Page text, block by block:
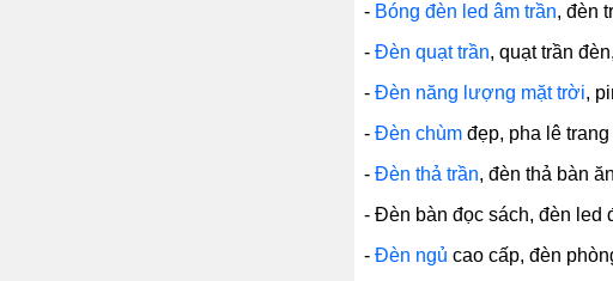
- Bóng đèn led âm trần, đèn
- Đèn quạt trần, quạt trần
- Đèn năng lượng mặt trời,
- Đèn chùmđẹp, pha lê trang
- Đèn thả trần, đèn thả bàn
- Đèn bàn đọc sách, đèn led
- Đèn ngủ cao cấp, đèn